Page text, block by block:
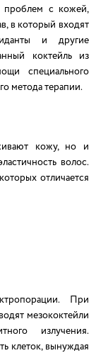
проблем с кожей,
в который входят
и другие
коктейль из
специального
метода терапии.
кожу, но и
волос.
отличается
При
мезококтейли
излучения.
клеток, вынуждая